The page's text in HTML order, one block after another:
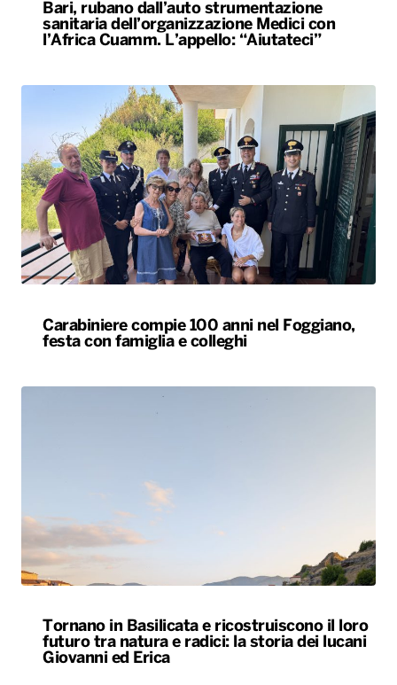
Bari, rubano dall’auto strumentazione
sanitaria dell’organizzazione Medici con
l’Africa Cuamm. L’appello: “Aiutateci”
Carabiniere compie 100 anni nel Foggiano,
festa con famiglia e colleghi
Tornano in Basilicata e ricostruiscono il loro
futuro tra natura e radici: la storia dei lucani
Giovanni ed Erica